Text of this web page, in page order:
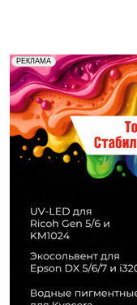
РЕКЛАМА
Реклама. Рекламодатель
Печати" erid: 2SDnjd2d4Qz